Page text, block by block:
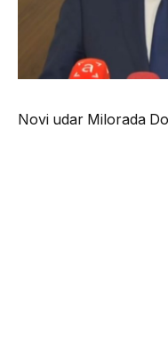
Novi udar Milorada